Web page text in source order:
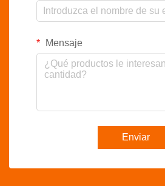
Mensaje
Enviar